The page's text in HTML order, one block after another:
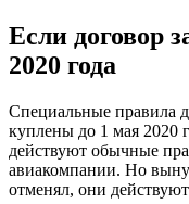
Если договор
2020 года
Специальные правила
куплены до 1 мая 2020
действуют обычные
авиакомпании. Но
отменял, они